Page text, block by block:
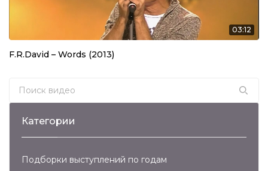
Валерий Леонтьев – Дельтаплан (2007)
Крис Кельми и Рок-Ателье – Ночное Рандеву
04:12
Владимир Кузьмин – Капюшон (2007)
02:54
03:12
F.R.David – Words (2013)
Search for:
Категории
Подборки выступлений по годам